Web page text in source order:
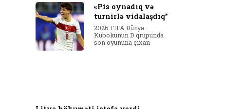
«Pis oynadıq və
turnirlə vidalaşdıq”
2026 FIFA Dünya
Kubokunun D qrupunda
son oyununa çıxan